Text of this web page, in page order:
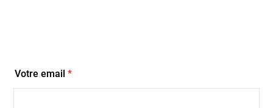
Votre email *